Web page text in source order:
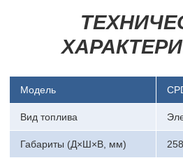
Модель
Вид топлива
Габариты (Д×Ш×В, мм)